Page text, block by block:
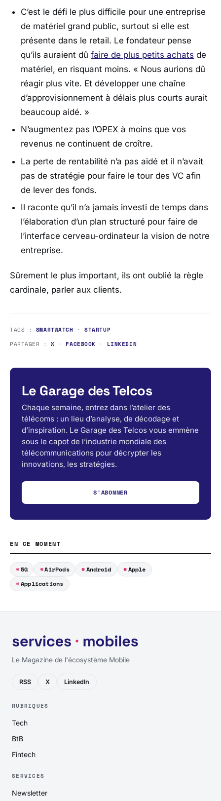
C’est le défi le plus difficile pour une entreprise
de matériel grand public, surtout si elle est
présente dans le retail. Le fondateur pense
qu’ils auraient dûfaire de plus petits achats de
matériel, en risquant moins. « Nous aurions dû
réagir plus vite. Et développer une chaîne
d’approvisionnement à délais plus courts aurait
beaucoup aidé. »
N’augmentez pas l’OPEX à moins que vos
revenus ne continuent de croître.
La perte de rentabilité n’a pas aidé et il n’avait
pas de stratégie pour faire le tour des VC afin
de lever des fonds.
Il raconte qu’il n’a jamais investi de temps dans
l’élaboration d’un plan structuré pour faire de
l’interface cerveau-ordinateur la vision de notre
entreprise.
Sûrement le plus important, ils ont oublié la règle
cardinale, parler aux clients.
TAGS : SMARTWATCH ·STARTUP
PARTAGER :X · FACEBOOK · LINKEDIN
Le Garage des Telcos
Chaque semaine, entrez dans l’atelier des
télécoms : un lieu d’analyse, de décodage et
d’inspiration. Le Garage des Telcos vous emmène
sous le capot de l’industrie mondiale des
télécommunications pour décrypter les
innovations, les stratégies.
S'ABONNER
EN CE MOMENT
5G AirPods Android
Apple
Applications
Le Magazine de l'écosystème Mobile
RSS X LinkedIn
RUBRIQUES
Tech
BtB
Fintech
SERVICES
Newsletter